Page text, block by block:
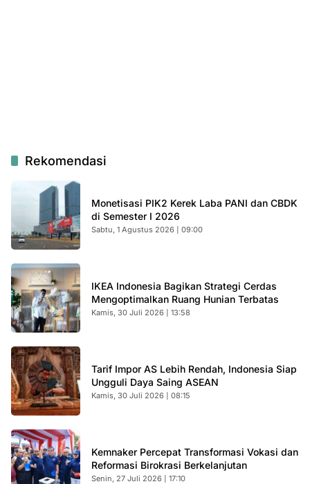
Rekomendasi
Monetisasi PIK2 Kerek Laba PANI dan CBDK
di Semester I 2026
Sabtu, 1 Agustus 2026 | 09:00
IKEA Indonesia Bagikan Strategi Cerdas
Mengoptimalkan Ruang Hunian Terbatas
Kamis, 30 Juli 2026 | 13:58
Tarif Impor AS Lebih Rendah, Indonesia Siap
Ungguli Daya Saing ASEAN
Kamis, 30 Juli 2026 | 08:15
Kemnaker Percepat Transformasi Vokasi dan
Reformasi Birokrasi Berkelanjutan
Senin, 27 Juli 2026 | 17:10